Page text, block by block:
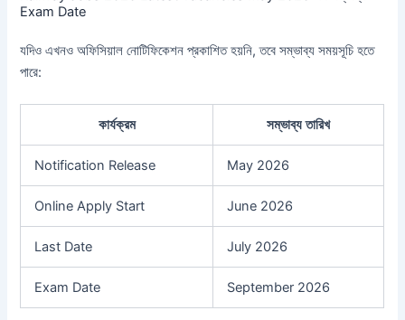
Exam Date
যদিও এখনও অফিসিয়াল নোটিফিকেশন প্রকাশিত হয়নি, তবে সম্ভাব্য সময়সূচি হতে
পারে:
কার্যক্রম সম্ভাব্য তারিখ
Notification Release May 2026
Online Apply Start June 2026
Last Date July 2026
Exam Date September 2026